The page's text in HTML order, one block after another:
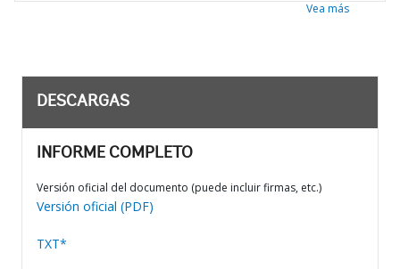
Vea más
DESCARGAS
INFORME COMPLETO
Versión oficial del documento (puede incluir firmas, etc.)
Versión oficial (PDF)
TXT*